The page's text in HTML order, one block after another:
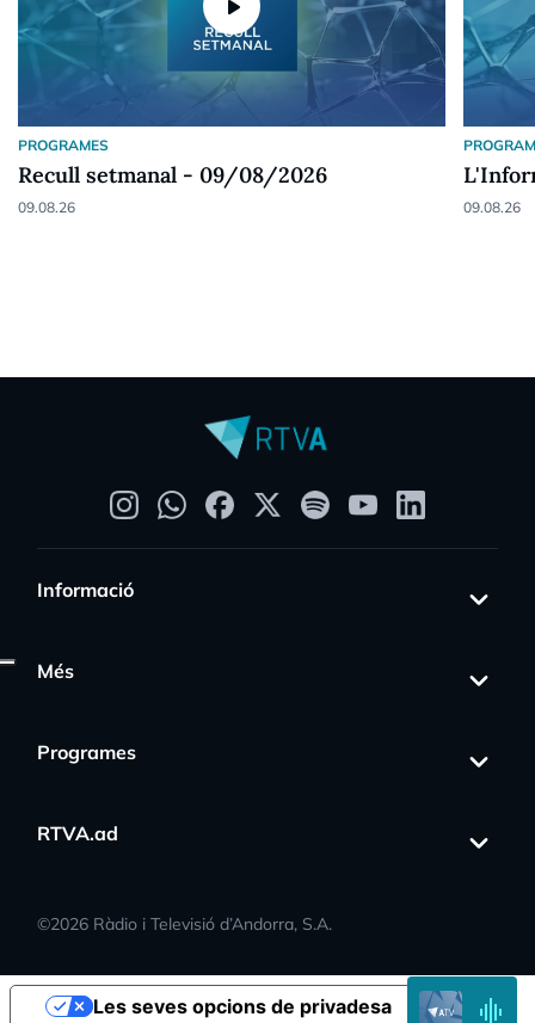
play_arrow
PROGRAMES
Recull setmanal - 09/08/2026
09.08.26 09.08.26
Informació
Més
Programes
RTVA.ad
©2026 Ràdio i Televisió d’Andorra, S.A.
EN
DIRECTELes seves opcions de privadesa